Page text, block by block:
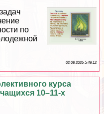
по
02 08 2026 5:49:12
курса
10–11-х